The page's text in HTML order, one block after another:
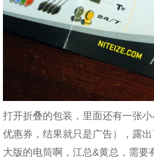
打开折叠的包装，里面还有一张
优惠券，结果就只是广告），露
大版的电筒啊，江总&黄总，需要